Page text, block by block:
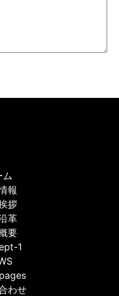
ム
報
拶
革
要
1
わせ